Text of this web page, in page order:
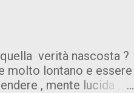
oppure con un "no"
per niente , la
sia la politica e sia i
i due , normale dopo
verità nascosta ?
molto lontano e essere
, mente lucida ,